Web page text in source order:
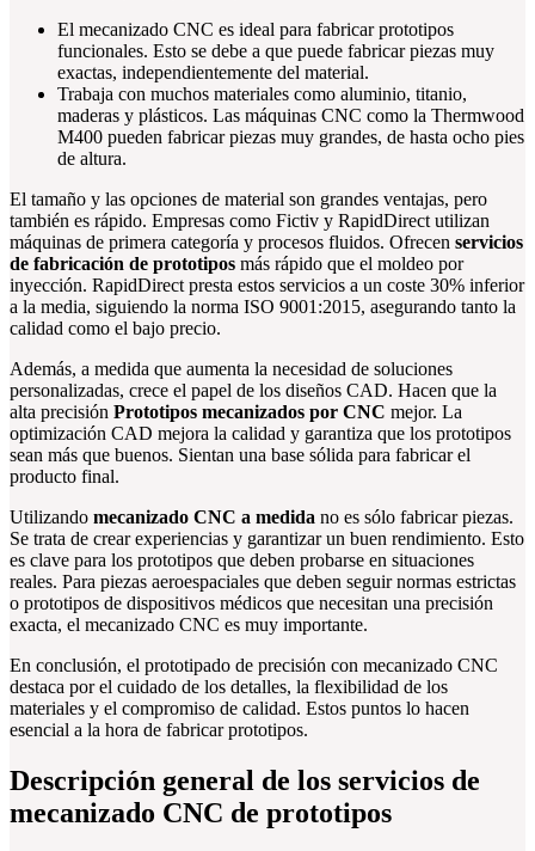
El mecanizado CNC es ideal para fabricar prototipos
funcionales. Esto se debe a que puede fabricar piezas muy
exactas, independientemente del material.
Trabaja con muchos materiales como aluminio, titanio,
maderas y plásticos. Las máquinas CNC como la Thermwood
M400 pueden fabricar piezas muy grandes, de hasta ocho pies
de altura.
El tamaño y las opciones de material son grandes ventajas, pero
también es rápido. Empresas como Fictiv y RapidDirect utilizan
máquinas de primera categoría y procesos fluidos. Ofrecen servicios
de fabricación de prototipos más rápido que el moldeo por
inyección. RapidDirect presta estos servicios a un coste 30% inferior
a la media, siguiendo la norma ISO 9001:2015, asegurando tanto la
calidad como el bajo precio.
Además, a medida que aumenta la necesidad de soluciones
personalizadas, crece el papel de los diseños CAD. Hacen que la
alta precisión Prototipos mecanizados por CNC mejor. La
optimización CAD mejora la calidad y garantiza que los prototipos
sean más que buenos. Sientan una base sólida para fabricar el
producto final.
Utilizando mecanizado CNC a medida no es sólo fabricar piezas.
Se trata de crear experiencias y garantizar un buen rendimiento. Esto
es clave para los prototipos que deben probarse en situaciones
reales. Para piezas aeroespaciales que deben seguir normas estrictas
o prototipos de dispositivos médicos que necesitan una precisión
exacta, el mecanizado CNC es muy importante.
En conclusión, el prototipado de precisión con mecanizado CNC
destaca por el cuidado de los detalles, la flexibilidad de los
materiales y el compromiso de calidad. Estos puntos lo hacen
esencial a la hora de fabricar prototipos.
Descripción general de los servicios de
mecanizado CNC de prototipos